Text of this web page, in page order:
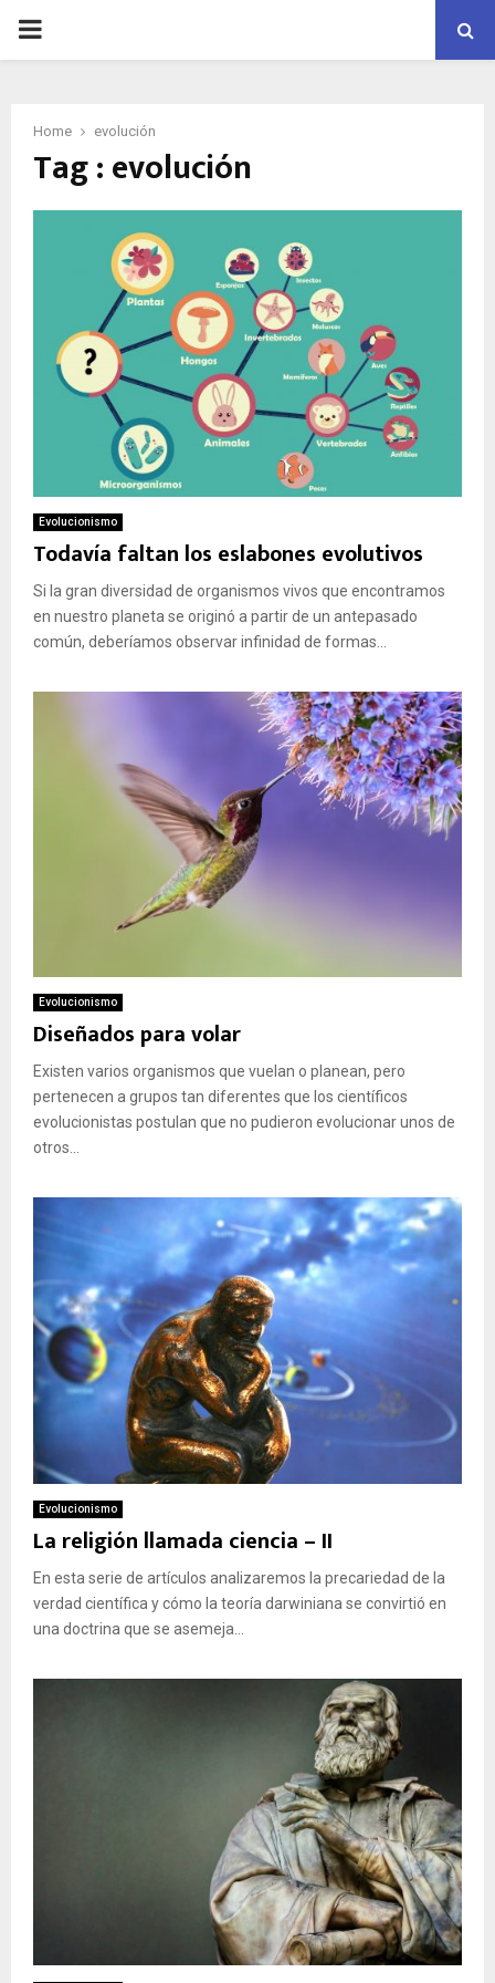
PRIMARY
Home evolución
Tag : evolución
Evolucionismo
Todavía faltan los eslabones evolutivos
Si la gran diversidad de organismos vivos que encontramos
en nuestro planeta se originó a partir de un antepasado
común, deberíamos observar infinidad de formas...
Evolucionismo
Diseñados para volar
Existen varios organismos que vuelan o planean, pero
pertenecen a grupos tan diferentes que los científicos
evolucionistas postulan que no pudieron evolucionar unos de
otros...
Evolucionismo
La religión llamada ciencia – II
En esta serie de artículos analizaremos la precariedad de la
verdad científica y cómo la teoría darwiniana se convirtió en
una doctrina que se asemeja...